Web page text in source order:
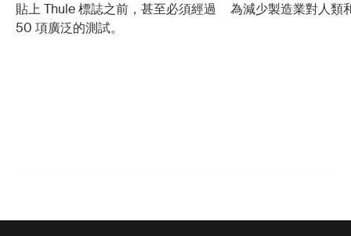
貼上 Thule 標誌之前，甚至必須經過
50 項廣泛的測試。
為減少製造業對人類